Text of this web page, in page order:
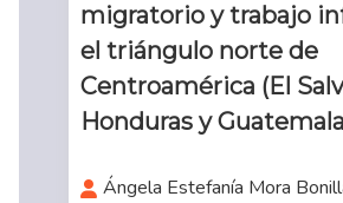
migratorio y trabajo
el triángulo norte de
Centroamérica (El
Honduras y
Ángela Estefanía Mora